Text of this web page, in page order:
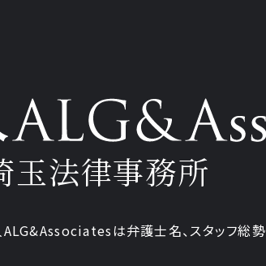
玉法律事務所
は弁護士名、スタッフ総勢